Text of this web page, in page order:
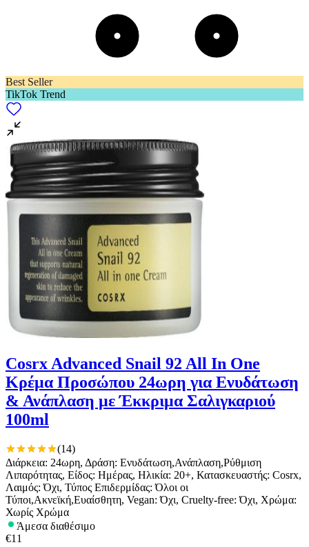
Best Seller
TikTok Trend
Cosrx Advanced Snail 92 All In One
Κρέμα Προσώπου 24ωρη για Ενυδάτωση
& Ανάπλαση με Έκκριμα Σαλιγκαριού
100ml
(14)
Διάρκεια: 24ωρη, Δράση: Ενυδάτωση,Ανάπλαση,Ρύθμιση
Λιπαρότητας, Είδος: Ημέρας, Ηλικία: 20+, Κατασκευαστής: Cosrx,
Λαιμός: Όχι, Τύπος Επιδερμίδας: Όλοι οι
Τύποι,Ακνεϊκή,Ευαίσθητη, Vegan: Όχι, Cruelty-free: Όχι, Χρώμα:
Χωρίς Χρώμα
Άμεσα διαθέσιμο
€11